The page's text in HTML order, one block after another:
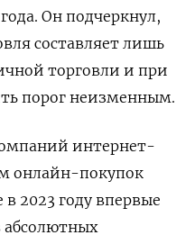
Он подчеркнул,
составляет лишь
торговли и при
порог неизменным.
интернет-
онлайн-покупок
2023 году впервые
абсолютных